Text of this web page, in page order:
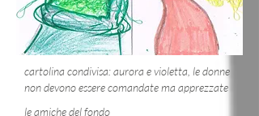
cartolina condivisa: aurora e violetta, le donne
non devono essere comandate ma apprezzate
le amiche del fondo